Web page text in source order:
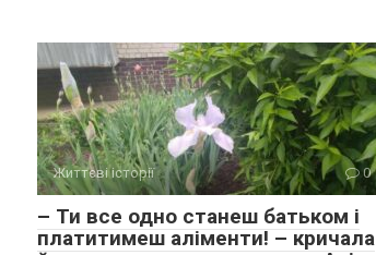
Життєві історії 0
– Ти все одно станеш батьком і
платитимеш аліменти! – кричала